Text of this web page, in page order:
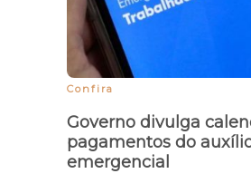
Confira
Governo divulga
pagamentos do
emergencial